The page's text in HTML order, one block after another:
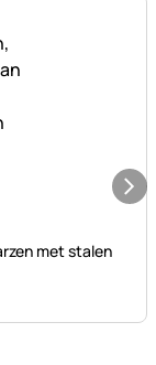
met stalen